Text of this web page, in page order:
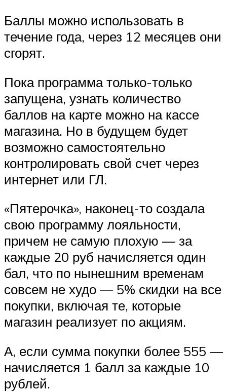
Баллы можно использовать в
течение года, через 12 месяцев они
сгорят.
Пока программа только-только
запущена, узнать количество
баллов на карте можно на кассе
магазина. Но в будущем будет
возможно самостоятельно
контролировать свой счет через
интернет или ГЛ.
«Пятерочка», наконец-то создала
свою программу лояльности,
причем не самую плохую — за
каждые 20 руб начисляется один
бал, что по нынешним временам
совсем не худо — 5% скидки на все
покупки, включая те, которые
магазин реализует по акциям.
А, если сумма покупки более 555 —
начисляется 1 балл за каждые 10
рублей.